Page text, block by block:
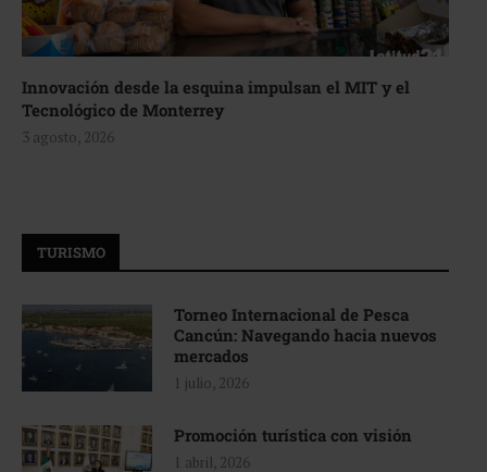
Innovación desde la esquina impulsan el MIT y el
Tecnológico de Monterrey
3 agosto, 2026
TURISMO
Torneo Internacional de Pesca
Cancún: Navegando hacia nuevos
mercados
1 julio, 2026
Promoción turística con visión
1 abril, 2026